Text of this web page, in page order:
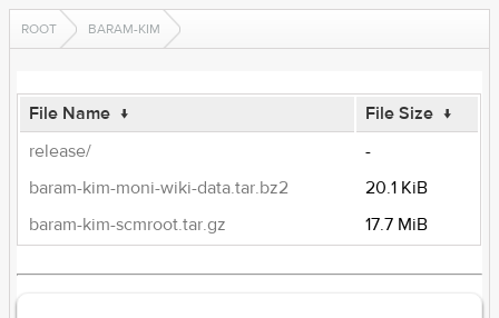
ROOT BARAM-KIM
File Name ↓ File Size ↓
release/
-
baram-kim-moni-wiki-data.tar.bz2
20.1 KiB
baram-kim-scmroot.tar.gz
17.7 MiB